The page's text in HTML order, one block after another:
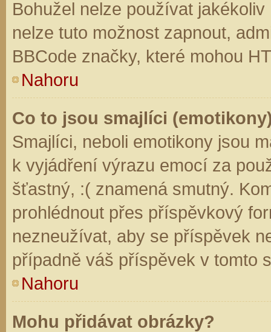
Bohužel nelze používat
nelze tuto možnost zapnout,
BBCode značky, které mohou
Nahoru
Co to jsou smajlíci
Smajlíci, neboli emotikony jsou
k vyjádření výrazu emocí za
šťastný, :( znamená smutný.
prohlédnout přes příspěvkový
nezneužívat, aby se příspěvek
případně váš příspěvek v tomto
Nahoru
Mohu přidávat obrázky?